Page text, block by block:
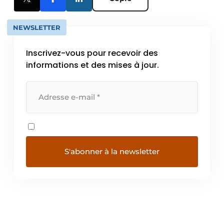
NEWSLETTER
Inscrivez-vous pour recevoir des
informations et des mises à jour.